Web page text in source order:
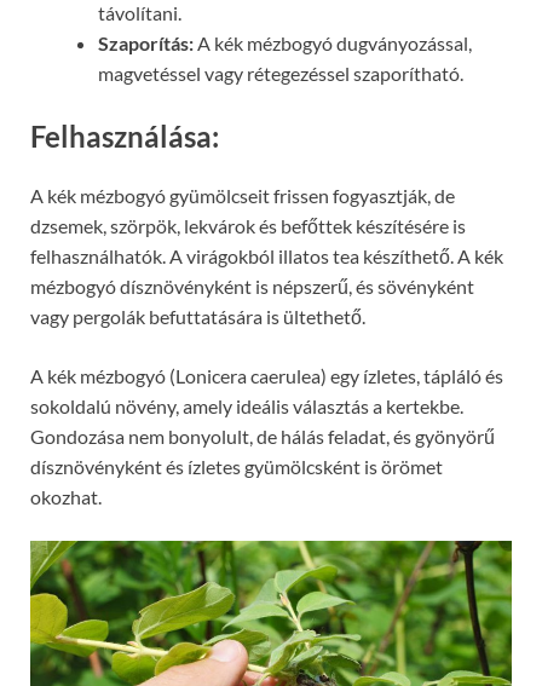
távolítani.
Szaporítás: A kék mézbogyó dugványozással,
magvetéssel vagy rétegezéssel szaporítható.
Felhasználása:
A kék mézbogyó gyümölcseit frissen fogyasztják, de
dzsemek, szörpök, lekvárok és befőttek készítésére is
felhasználhatók. A virágokból illatos tea készíthető. A kék
mézbogyó dísznövényként is népszerű, és sövényként
vagy pergolák befuttatására is ültethető.
A kék mézbogyó (Lonicera caerulea) egy ízletes, tápláló és
sokoldalú növény, amely ideális választás a kertekbe.
Gondozása nem bonyolult, de hálás feladat, és gyönyörű
dísznövényként és ízletes gyümölcsként is örömet
okozhat.